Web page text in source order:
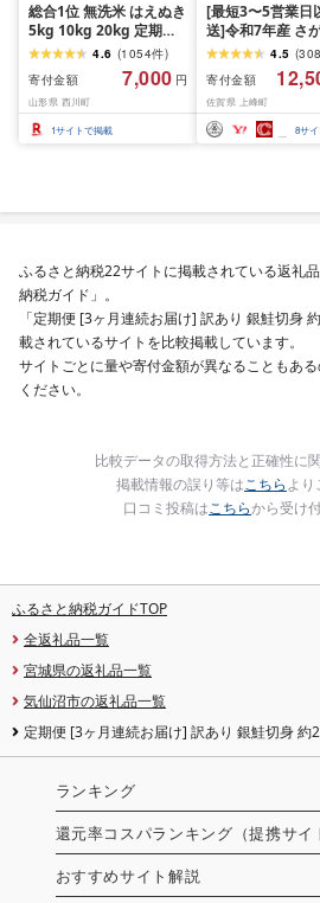
総合1位 無洗米 はえぬき
5kg 10kg 20kg 定期便
も選べる レビュー高評
価 山形県産 令和7年産
選べる内容量 発送時期
定期便 3ヶ月 6ヶ月 3回
6回 3か月 6か月 ランキ
4.6 (1054件)
寄付金額
7,000 円
山形県 西川町
1サイトで掲載
[最短3〜5営業日
送]令和7年産 さ
佐賀県産(精米
4.5 (308
寄付金額
佐賀県 上峰町
8サ
ふるさと納税22サイトに掲載されている返礼
納税ガイド」。
「定期便 [3ヶ月連続お届け] 訳あり 銀鮭切身
載されているサイトを比較掲載しています。
サイトごとに量や寄付金額が異なることもあ
ください。
比較データの取得方法と正確性に
掲載情報の誤り等はこちらより
口コミ投稿はこちらから受け
ふるさと納税ガイドTOP
全返礼品一覧
宮城県の返礼品一覧
気仙沼市の返礼品一覧
定期便 [3ヶ月連続お届け] 訳あり 銀鮭切身 約
ランキング
還元率コスパランキング（提携サイ
おすすめサイト解説